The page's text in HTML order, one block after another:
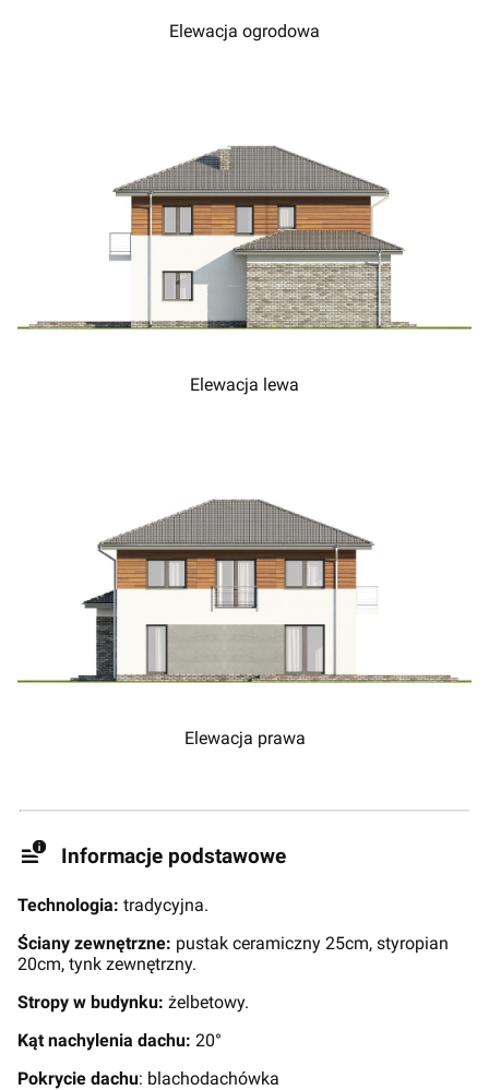
Elewacja ogrodowa
Elewacja lewa
Elewacja prawa
Informacje podstawowe
Technologia: tradycyjna.
Ściany zewnętrzne: pustak ceramiczny 25cm, styropian
20cm, tynk zewnętrzny.
Stropy w budynku: żelbetowy.
Kąt nachylenia dachu: 20°
Pokrycie dachu: blachodachówka